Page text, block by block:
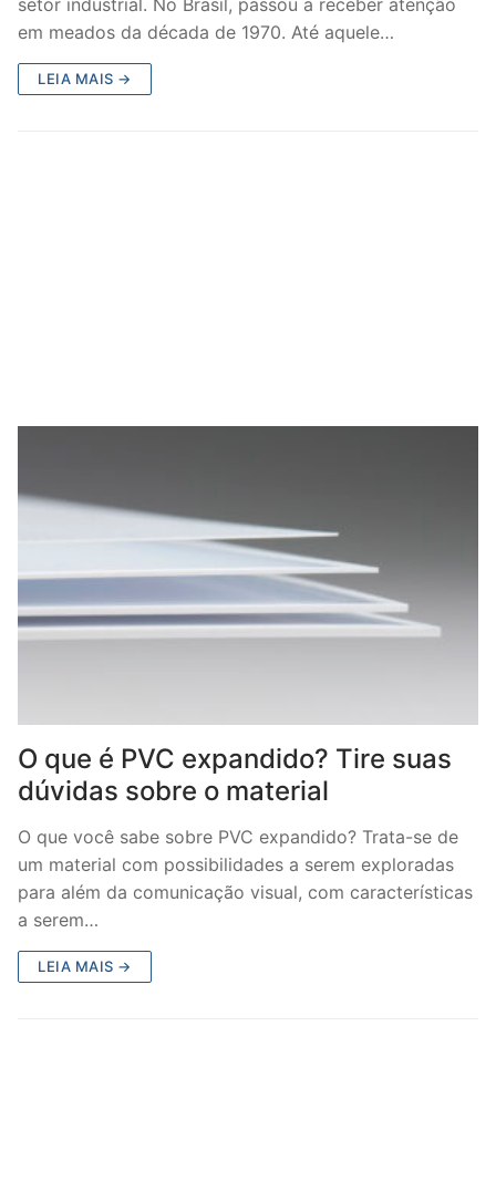
setor industrial. No Brasil, passou a receber atenção
em meados da década de 1970. Até aquele…
LEIA MAIS →
O que é PVC expandido? Tire suas
dúvidas sobre o material
O que você sabe sobre PVC expandido? Trata-se de
um material com possibilidades a serem exploradas
para além da comunicação visual, com características
a serem…
LEIA MAIS →